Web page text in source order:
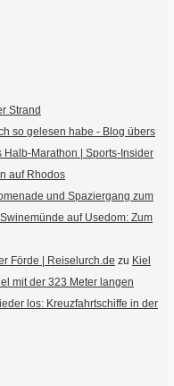
Strand
so gelesen habe - Blog übers
Marathon | Sports-Insider
auf Rhodos
und Spaziergang zum
auf Usedom: Zum
Förde | Reiselurch.de zu Kiel
mit der 323 Meter langen
los: Kreuzfahrtschiffe in der